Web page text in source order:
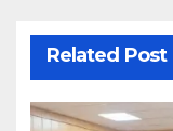
Related Post